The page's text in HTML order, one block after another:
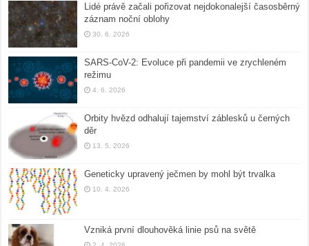
Lidé právě začali pořizovat nejdokonalejší časosběrný
záznam noční oblohy
30. 6. 2026
SARS-CoV-2: Evoluce při pandemii ve zrychleném
režimu
4. 6. 2026
Orbity hvězd odhalují tajemství záblesků u černých
děr
13. 5. 2026
Geneticky upravený ječmen by mohl být trvalka
10. 4. 2026
Vzniká první dlouhověká linie psů na světě